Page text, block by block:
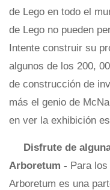
de Lego en todo el
de Lego no pueden
Intente construir su
algunos de los 200,
de construcción de
más el genio de
en ver la exhibición
Disfrute de
Arboretum - Para
Arboretum es una